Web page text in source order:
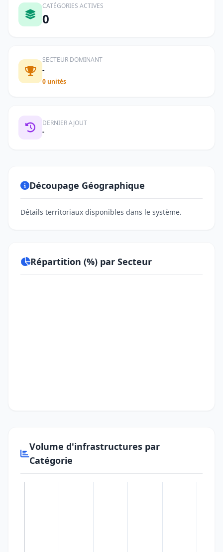
CATÉGORIES ACTIVES
0
SECTEUR DOMINANT
-
0 unités
DERNIER AJOUT
-
Découpage Géographique
Détails territoriaux disponibles dans le système.
Répartition (%) par Secteur
Volume d'infrastructures par
Catégorie